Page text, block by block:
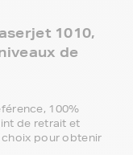
1010,
de
100%
de retrait et
choix pour obtenir